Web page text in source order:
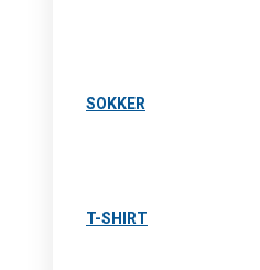
SOKKER
T-SHIRT